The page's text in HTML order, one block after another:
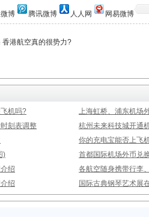
博 腾讯微博 人人网 网易微博
香港航空真的很势力?
机吗?
上海虹桥、浦东机场
刻表调整
杭州未来科技城开通
你的充电宝能否上飞
)
首都国际机场外币兑
绍
各航空随身携带行李
绍
国际古典钢琴艺术展